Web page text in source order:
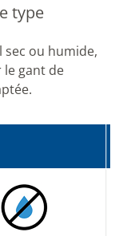
type
ou humide,
gant de